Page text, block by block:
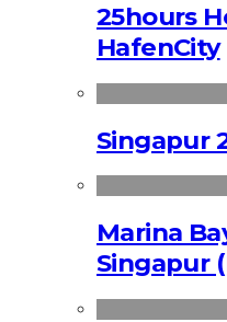
25hours
HafenCity
Singapur
Marina
Singapur